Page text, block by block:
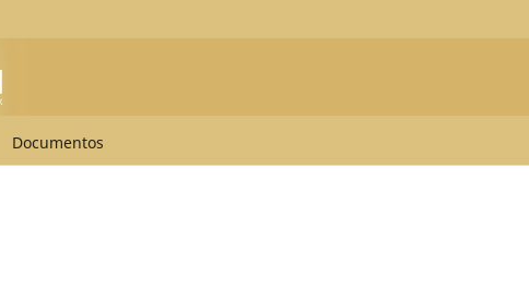
Documentos